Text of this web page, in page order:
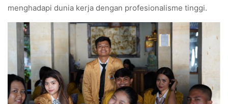
menghadapi dunia kerja dengan profesionalisme tinggi.